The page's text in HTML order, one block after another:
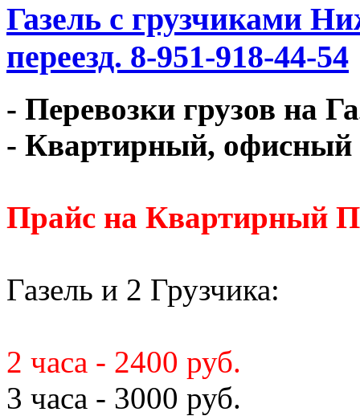
Газель с грузчиками
переезд. 8-951-918-44-54
- Перевозки грузов на
- Квартирный, офисный
Прайс на Квартирный
Газель и 2 Грузчика:
2 часа - 2400 руб.
3 часа - 3000 руб.